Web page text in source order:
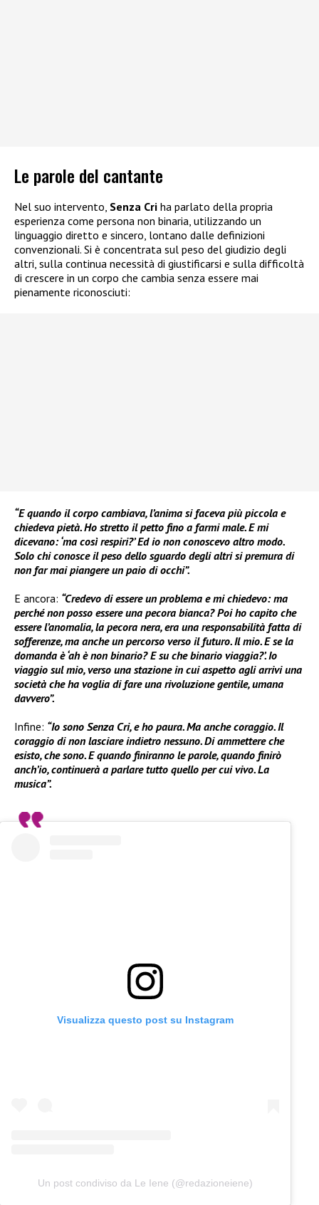
Le parole del cantante
Nel suo intervento, Senza Cri ha parlato della propria
esperienza come persona non binaria, utilizzando un
linguaggio diretto e sincero, lontano dalle definizioni
convenzionali. Si è concentrata sul peso del giudizio degli
altri, sulla continua necessità di giustificarsi e sulla difficoltà
di crescere in un corpo che cambia senza essere mai
pienamente riconosciuti:
“E quando il corpo cambiava, l’anima si faceva più piccola e
chiedeva pietà. Ho stretto il petto fino a farmi male. E mi
dicevano: ‘ma così respiri?’ Ed io non conoscevo altro modo.
Solo chi conosce il peso dello sguardo degli altri si premura di
non far mai piangere un paio di occhi”.
E ancora: “Credevo di essere un problema e mi chiedevo: ma
perché non posso essere una pecora bianca? Poi ho capito che
essere l’anomalia, la pecora nera, era una responsabilità fatta di
sofferenze, ma anche un percorso verso il futuro. Il mio. E se la
domanda è ‘ah è non binario? E su che binario viaggia?’. Io
viaggio sul mio, verso una stazione in cui aspetto agli arrivi una
società che ha voglia di fare una rivoluzione gentile, umana
davvero”.
Infine: “Io sono Senza Cri, e ho paura. Ma anche coraggio. Il
coraggio di non lasciare indietro nessuno. Di ammettere che
esisto, che sono. E quando finiranno le parole, quando finirò
anch’io, continuerà a parlare tutto quello per cui vivo. La
musica”.
Visualizza questo post su Instagram
Un post condiviso da Le Iene (@redazioneiene)